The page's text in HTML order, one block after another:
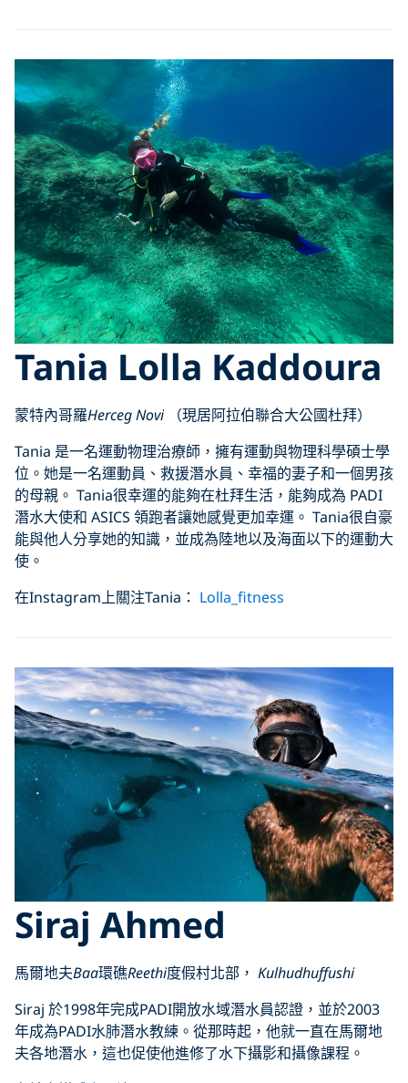
Tania Lolla Kaddoura
蒙特內哥羅Herceg Novi
（現居阿拉伯聯合大公國杜拜）
Tania 是一名運動物理治療師，擁有運動與物理科學碩士學
位。她是一名運動員、救援潛水員、幸福的妻子和一個男孩
的母親。 Tania很幸運的能夠在杜拜生活，能夠成為 PADI
潛水大使和 ASICS 領跑者讓她感覺更加幸運。 Tania很自豪
能與他人分享她的知識，並成為陸地以及海面以下的運動大
使。
在Instagram上關注Tania： Lolla_fitness
Siraj Ahmed
馬爾地夫Baa環礁Reethi度假村北部， Kulhudhuffushi
Siraj 於1998年完成PADI開放水域潛水員認證，並於2003
年成為PADI水肺潛水教練。從那時起，他就一直在馬爾地
夫各地潛水，這也促使他進修了水下攝影和攝像課程。